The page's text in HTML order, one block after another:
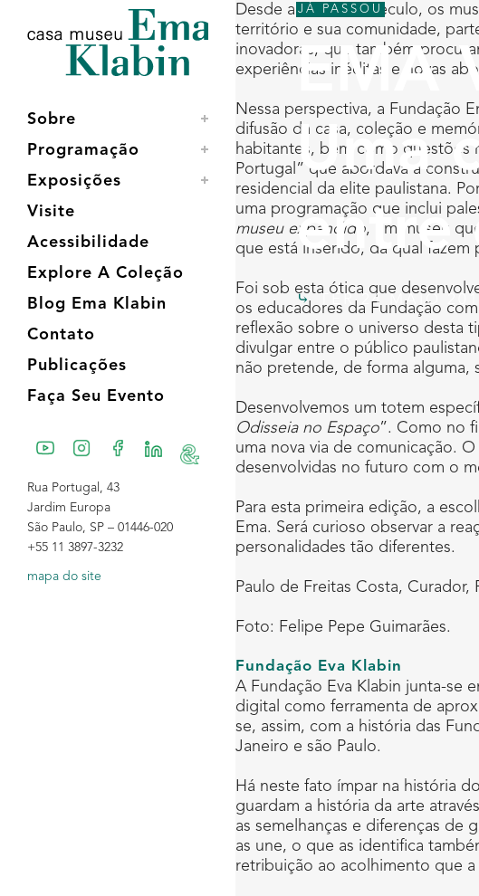
conteúdo
navegação
Sobre
Programação
Exposições
Visite
Acessibilidade
Explore A Coleção
Blog Ema Klabin
Contato
Publicações
Faça Seu Evento
Rua Portugal, 43
Jardim Europa
São Paulo, SP – 01446-020
+55 11 3897-3232
mapa do site
JÁ PASSOU
EMA
Uma
entre
TER 24 MAIO
Desde a virada do século, os
território e sua comunidade,
inovadoras, que também
experiências inéditas e novas
Nessa perspectiva, a Fundação
difusão da casa, coleção e
habitantes, bem como questões
Portugal” que abordava a
residencial da elite paulistana.
uma programação que inclui
museu expandido, um museu
que está inserido, da qual fazem
Foi sob esta ótica que
os educadores da Fundação
reflexão sobre o universo desta
divulgar entre o público
não pretende, de forma alguma,
Desenvolvemos um totem
Odisseia no Espaço”. Como no
uma nova via de comunicação. O
desenvolvidas no futuro com o
Para esta primeira edição, a
Ema. Será curioso observar a
personalidades tão diferentes.
Paulo de Freitas Costa, Curador,
Foto: Felipe Pepe Guimarães.
Fundação Eva Klabin
A Fundação Eva Klabin junta-se
digital como ferramenta de
se, assim, com a história das
Janeiro e são Paulo.
Há neste fato ímpar na história
guardam a história da arte
as semelhanças e diferenças de
as une, o que as identifica
retribuição ao acolhimento que